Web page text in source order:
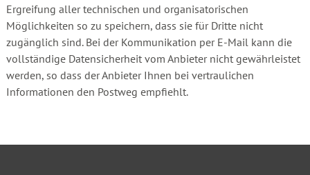
Ergreifung aller technischen und organisatorischen
Möglichkeiten so zu speichern, dass sie für Dritte nicht
zugänglich sind. Bei der Kommunikation per E-Mail kann die
vollständige Datensicherheit vom Anbieter nicht gewährleistet
werden, so dass der Anbieter Ihnen bei vertraulichen
Informationen den Postweg empfiehlt.